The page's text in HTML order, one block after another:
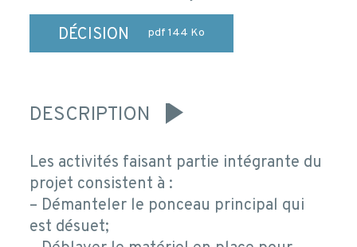
DÉCISION
pdf 144 Ko
DESCRIPTION
Les activités faisant partie intégrante du
projet consistent à :
– Démanteler le ponceau principal qui
est désuet;